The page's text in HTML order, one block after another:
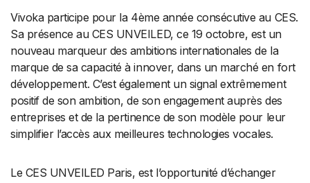
Vivoka participe pour la 4ème année consécutive au CES.
Sa présence au CES UNVEILED, ce 19 octobre, est un
nouveau marqueur des ambitions internationales de la
marque de sa capacité à innover, dans un marché en fort
développement. C’est également un signal extrêmement
positif de son ambition, de son engagement auprès des
entreprises et de la pertinence de son modèle pour leur
simplifier l’accès aux meilleures technologies vocales.
Le CES UNVEILED Paris, est l’opportunité d’échanger